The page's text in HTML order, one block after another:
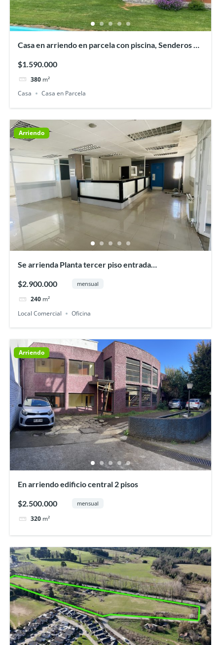
Casa en arriendo en parcela con piscina, Senderos de
$1.590.000
380 m²
Casa
Casa en Parcela
Arriendo
Se arrienda Planta tercer piso entrada
$2.900.000 mensual
240 m²
Local Comercial
Oficina
Arriendo
En arriendo edificio central 2 pisos
$2.500.000 mensual
320 m²